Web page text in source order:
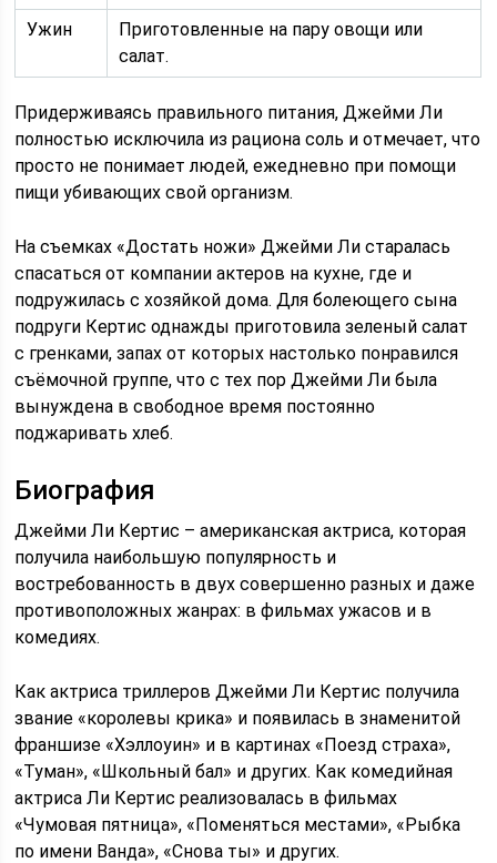
Ужин
Приготовленные на пару овощи или
салат.
Придерживаясь правильного питания, Джейми Ли
полностью исключила из рациона соль и отмечает, что
просто не понимает людей, ежедневно при помощи
пищи убивающих свой организм.
На съемках «Достать ножи» Джейми Ли старалась
спасаться от компании актеров на кухне, где и
подружилась с хозяйкой дома. Для болеющего сына
подруги Кертис однажды приготовила зеленый салат
с гренками, запах от которых настолько понравился
съёмочной группе, что с тех пор Джейми Ли была
вынуждена в свободное время постоянно
поджаривать хлеб.
Биография
Джейми Ли Кертис – американская актриса, которая
получила наибольшую популярность и
востребованность в двух совершенно разных и даже
противоположных жанрах: в фильмах ужасов и в
комедиях.
Как актриса триллеров Джейми Ли Кертис получила
звание «королевы крика» и появилась в знаменитой
франшизе «Хэллоуин» и в картинах «Поезд страха»,
«Туман», «Школьный бал» и других. Как комедийная
актриса Ли Кертис реализовалась в фильмах
«Чумовая пятница», «Поменяться местами», «Рыбка
по имени Ванда», «Снова ты» и других.